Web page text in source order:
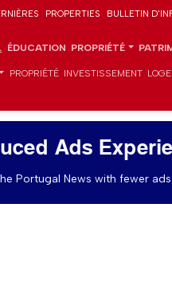
PROPERTIES BULLETIN
ÉDUCATION PROPRIÉTÉ
PROPRIÉTÉ INVESTISSEMENT
Ads
Portugal News with fewer